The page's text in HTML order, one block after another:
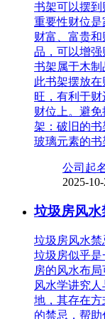
书架可以摆
重要性财位
财富、富贵
品，可以增
书架属于木
此书架摆放
旺，有利于
财位上。避
架：破旧的
玻璃元素的书
公司起
2025-
垃圾房风
垃圾房风水禁
垃圾房似乎
房的风水布
风水学讲究
地，其存在
的禁忌，帮助